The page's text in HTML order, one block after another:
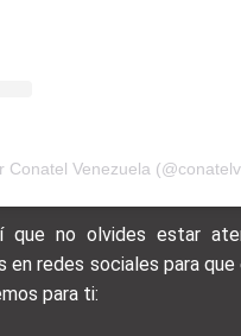
Conatel Venezuela
que no olvides estar
en redes sociales para
para ti: